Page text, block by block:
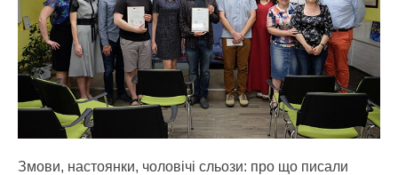
Змови, настоянки, чоловічі сльози: про що писали